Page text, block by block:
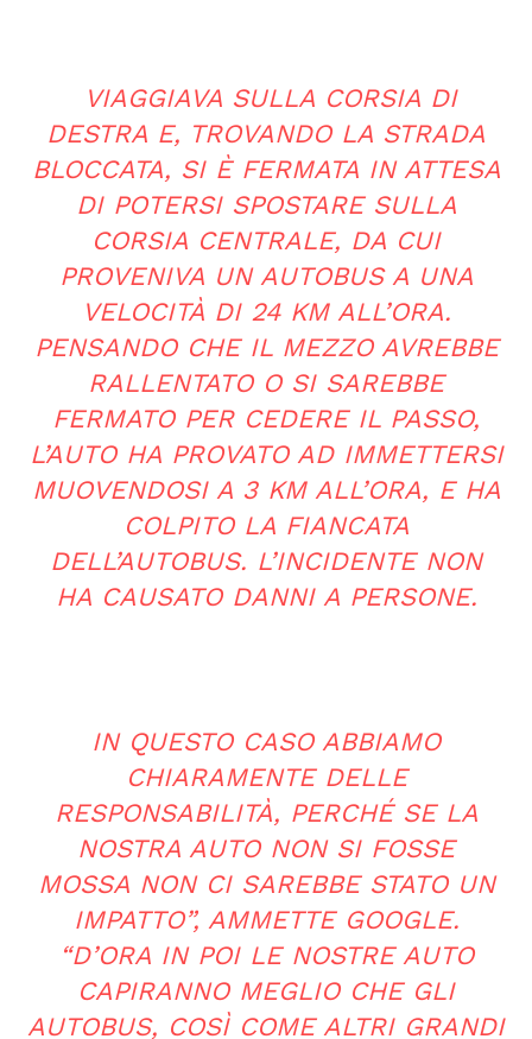
VIAGGIAVA SULLA CORSIA DI
DESTRA E, TROVANDO LA STRADA
BLOCCATA, SI È FERMATA IN ATTESA
DI POTERSI SPOSTARE SULLA
CORSIA CENTRALE, DA CUI
PROVENIVA UN AUTOBUS A UNA
VELOCITÀ DI 24 KM ALL’ORA.
PENSANDO CHE IL MEZZO AVREBBE
RALLENTATO O SI SAREBBE
FERMATO PER CEDERE IL PASSO,
L’AUTO HA PROVATO AD IMMETTERSI
MUOVENDOSI A 3 KM ALL’ORA, E HA
COLPITO LA FIANCATA
DELL’AUTOBUS. L’INCIDENTE NON
HA CAUSATO DANNI A PERSONE.
IN QUESTO CASO ABBIAMO
CHIARAMENTE DELLE
RESPONSABILITÀ, PERCHÉ SE LA
NOSTRA AUTO NON SI FOSSE
MOSSA NON CI SAREBBE STATO UN
IMPATTO”, AMMETTE GOOGLE.
“D’ORA IN POI LE NOSTRE AUTO
CAPIRANNO MEGLIO CHE GLI
AUTOBUS, COSÌ COME ALTRI GRANDI